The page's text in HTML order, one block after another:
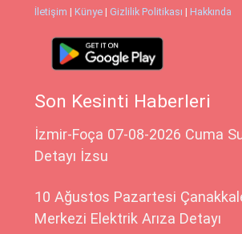
İletişim | Künye | Gizlilik Politikası | Hakkında
Son Kesinti Haberleri
İzmir-Foça 07-08-2026 Cuma
Detayı İzsu
10 Ağustos Pazartesi
Merkezi Elektrik Arıza Detayı